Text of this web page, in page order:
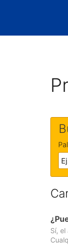
Sí,